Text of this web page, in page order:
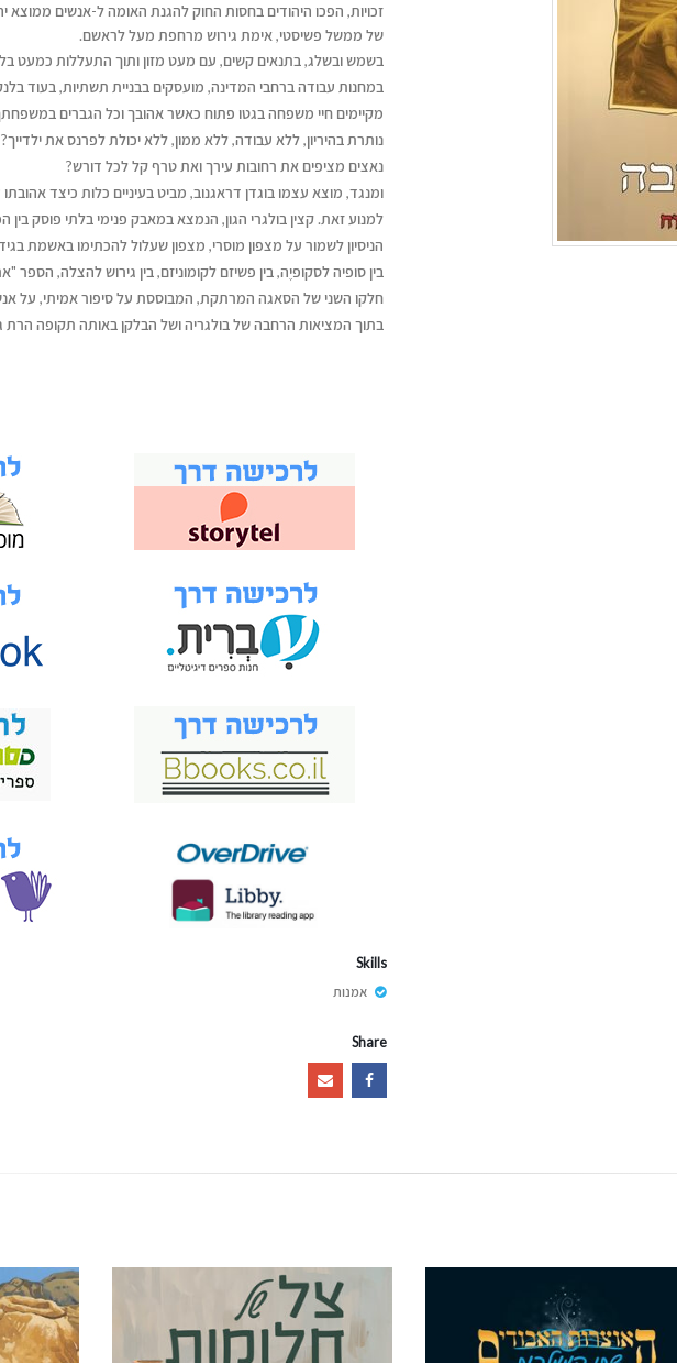
זכויות, הפכו היהודים בחסות החוק להגנת האומה ל-אנשים ממוצא
של ממשל פשיסטי, אימת גירוש מרחפת מעל לראשם.
בשמש ובשלג, בתנאים קשים, עם מעט מזון ותוך התעללות כמעט
במחנות עבודה ברחבי המדינה, מועסקים בבניית תשתיות, בעוד
מקיימים חיי משפחה בגטו פתוח כאשר אהובך וכל הגברים
נותרת בהיריון, ללא עבודה, ללא ממון, ללא יכולת לפרנס את
נאצים מציפים את רחובות עירך ואת טרף קל לכל דורש?
ומנגד, מוצא עצמו בוגדן דראגנוב, מביט בעיניים כלות כיצד
למנוע זאת. קצין בולגרי הגון, הנמצא במאבק פנימי בלתי פוסק בין
הניסיון לשמור על מצפון מוסרי, מצפון שעלול להכתימו באשמת
בין סופיה לסקופיֶה, בין פשיזם לקומוניזם, בין גירוש להצלה,
חלקו השני של הסאגה המרתקת, המבוססת על סיפור אמיתי, על
בתוך המציאות הרחבה של בולגריה ושל הבלקן באותה תקופה הרת
Skills
אמנות
Share